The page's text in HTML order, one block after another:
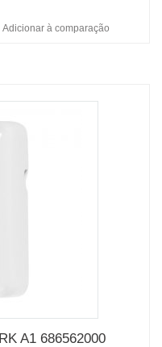
Adicionar à comparação
A1 686562000